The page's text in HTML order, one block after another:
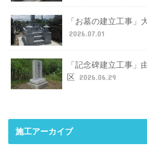
「お墓の建立工事」
2026.07.01
「記念碑建立工事」
区 2026.06.29
施工アーカイブ